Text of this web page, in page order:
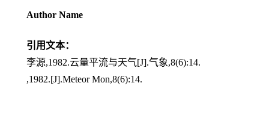
Author Name
引用文本：
李源,1982.云量平流与天气[J].气象,8(6):14.
,1982.[J].Meteor Mon,8(6):14.